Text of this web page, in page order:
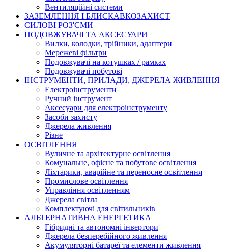
Вентиляційні системи
ЗАЗЕМЛЕННЯ І БЛИСКАВКОЗАХИСТ
СИЛОВІ РОЗ'ЄМИ
ПОДОВЖУВАЧІ ТА АКСЕСУАРИ
Вилки, колодки, трійники, адаптери
Мережеві фільтри
Подовжувачі на котушках / рамках
Подовжувачі побутові
ІНСТРУМЕНТИ, ПРИЛАДИ, ДЖЕРЕЛА ЖИВЛЕННЯ
Електроінструменти
Ручний інструмент
Аксесуари для електроінструменту
Засоби захисту
Джерела живлення
Різне
ОСВІТЛЕННЯ
Вуличне та архітектурне освітлення
Комунальне, офісне та побутове освітлення
Ліхтарики, аварійне та переносне освітлення
Промислове освітлення
Управління освітленням
Джерела світла
Комплектуючі для світильників
АЛЬТЕРНАТИВНА ЕНЕРГЕТИКА
Гібридні та автономні інвертори
Джерела безперебійного живлення
Акумуляторні батареї та елементи живлення